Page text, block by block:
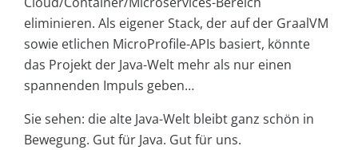
eliminieren. Als eigener Stack, der auf der GraalVM
sowie etlichen MicroProfile-APIs basiert, könnte
das Projekt der Java-Welt mehr als nur einen
spannenden Impuls geben…
Sie sehen: die alte Java-Welt bleibt ganz schön in
Bewegung. Gut für Java. Gut für uns.